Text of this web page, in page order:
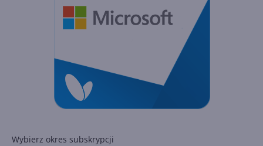
Wybierz okres subskrypcji